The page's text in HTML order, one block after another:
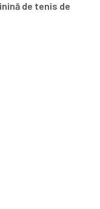
de tenis de